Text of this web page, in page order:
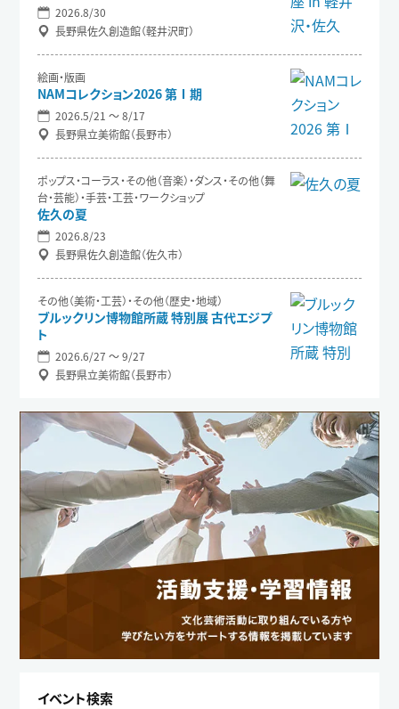
2026.8/30
長野県佐久創造館（軽井沢町）
絵画・版画
NAMコレクション2026 第Ⅰ期
2026.5/21 〜 8/17
長野県立美術館（長野市）
ポップス・コーラス・その他（音楽）・ダンス・その他（舞
台・芸能）・手芸・工芸・ワークショップ
佐久の夏
2026.8/23
長野県佐久創造館（佐久市）
その他（美術・工芸）・その他（歴史・地域）
ブルックリン博物館所蔵 特別展 古代エジプ
ト
2026.6/27 〜 9/27
長野県立美術館（長野市）
イベント検索